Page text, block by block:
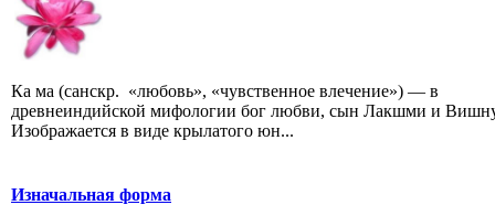
Ка ма (санскр. «любовь», «чувственное влечение») — в
древнеиндийской мифологии бог любви, сын Лакшми и
Изображается в виде крылатого юн...
Изначальная форма